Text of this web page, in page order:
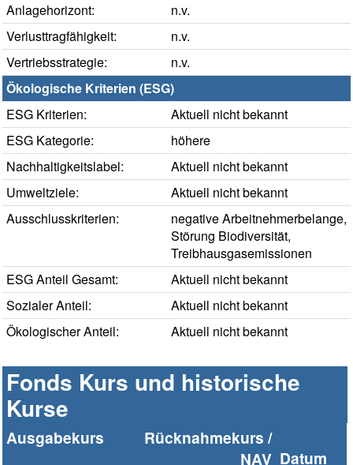
Anlagehorizont:
n.v.
Verlusttragfähigkeit:
n.v.
Vertriebsstrategie:
n.v.
Ökologische Kriterien (ESG)
ESG Kriterien:
Aktuell nicht bekannt
ESG Kategorie:
höhere
Nachhaltigkeitslabel:
Aktuell nicht bekannt
Umweltziele:
Aktuell nicht bekannt
Ausschlusskriterien:
negative Arbeitnehmerbelange,
Störung Biodiversität,
Treibhausgasemissionen
ESG Anteil Gesamt:
Aktuell nicht bekannt
Sozialer Anteil:
Aktuell nicht bekannt
Ökologischer Anteil:
Aktuell nicht bekannt
Fonds Kurs und historische
Kurse
Ausgabekurs
Rücknahmekurs /
NAV Datum